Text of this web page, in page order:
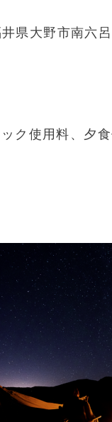
県大野市南六呂
ク使用料、夕